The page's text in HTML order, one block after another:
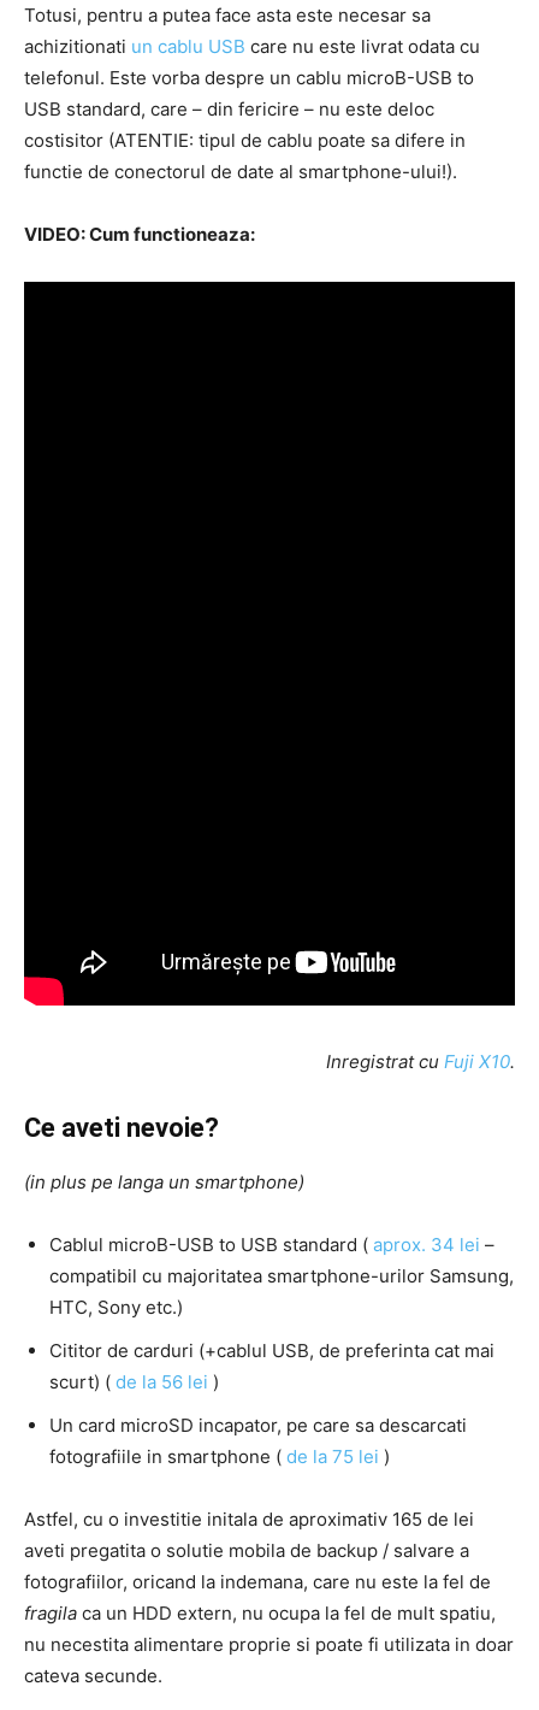
Totusi, pentru a putea face asta este necesar sa
achizitionati un cablu USB care nu este livrat odata cu
telefonul. Este vorba despre un cablu microB-USB to
USB standard, care – din fericire – nu este deloc
costisitor (ATENTIE: tipul de cablu poate sa difere in
functie de conectorul de date al smartphone-ului!).
VIDEO: Cum functioneaza:
Inregistrat cu Fuji X10.
Ce aveti nevoie?
(in plus pe langa un smartphone)
Cablul microB-USB to USB standard ( aprox. 34 lei –
compatibil cu majoritatea smartphone-urilor Samsung,
HTC, Sony etc.)
Cititor de carduri (+cablul USB, de preferinta cat mai
scurt) ( de la 56 lei )
Un card microSD incapator, pe care sa descarcati
fotografiile in smartphone ( de la 75 lei )
Astfel, cu o investitie initala de aproximativ 165 de lei
aveti pregatita o solutie mobila de backup / salvare a
fotografiilor, oricand la indemana, care nu este la fel de
fragila ca un HDD extern, nu ocupa la fel de mult spatiu,
nu necestita alimentare proprie si poate fi utilizata in doar
cateva secunde.